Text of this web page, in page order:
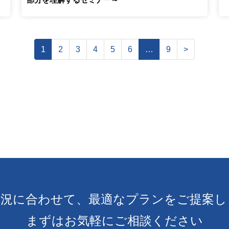
1 2 3 4 5 6 … 9 >
に合わせて、最適なプランをご提案
まずはお気軽にご相談ください